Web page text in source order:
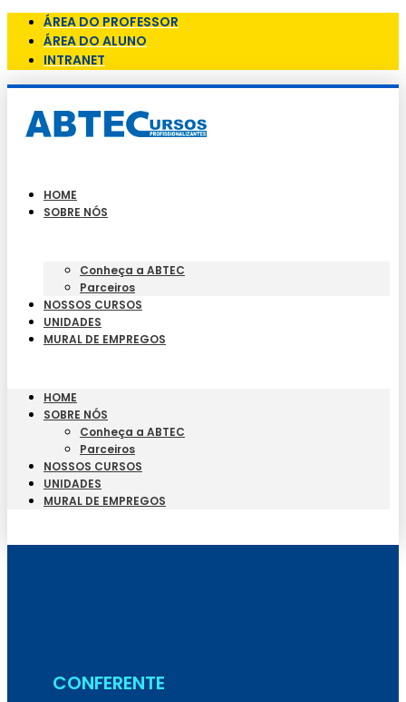
ÁREA DO PROFESSOR
ÁREA DO ALUNO
INTRANET
HOME
SOBRE NÓS
Conheça a ABTEC
Parceiros
NOSSOS CURSOS
UNIDADES
MURAL DE EMPREGOS
HOME
SOBRE NÓS
Conheça a ABTEC
Parceiros
NOSSOS CURSOS
UNIDADES
MURAL DE EMPREGOS
CONFERENTE